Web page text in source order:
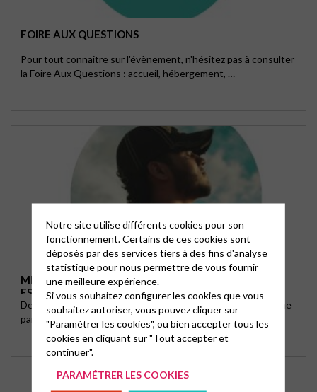
FOIRE AUX QUESTIONS
Pour tout connaitre sur l'évènement, n'hésitez pas à consulter
la Foire Aux Questions : accueil, hébergement, …
MÉDITER, ÉCOUTER, PRIER AUTOUR DE RESPIRE ET
ESPÈRE
Des textes, des chants, des prières pour laisser résonner une
parole d'espérance au cœur de notre …
Notre site utilise différents cookies pour son
fonctionnement. Certains de ces cookies sont
déposés par des services tiers à des fins d'analyse
statistique pour nous permettre de vous fournir
une meilleure expérience.
Si vous souhaitez configurer les cookies que vous
souhaitez autoriser, vous pouvez cliquer sur
"Paramétrer les cookies", ou bien accepter tous les
cookies en cliquant sur "Tout accepter et
continuer".
PARAMÉTRER LES COOKIES